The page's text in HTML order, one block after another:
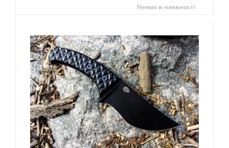
Немає в наявності